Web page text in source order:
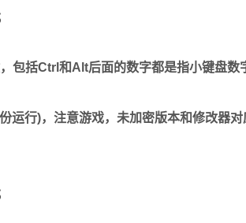
包括Ctrl和Alt后面的数字都是指小键盘数
行)，注意游戏，未加密版本和修改器对